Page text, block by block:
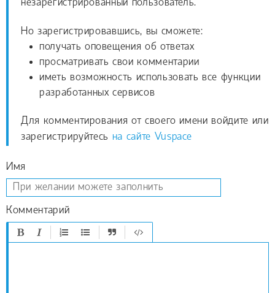
незарегистрированный пользователь.
Но зарегистрировавшись, вы сможете:
получать оповещения об ответах
просматривать свои комментарии
иметь возможность использовать все функции
разработанных сервисов
Для комментирования от своего имени войдите или
зарегистрируйтесь на сайте Vuspace
Имя
Комментарий